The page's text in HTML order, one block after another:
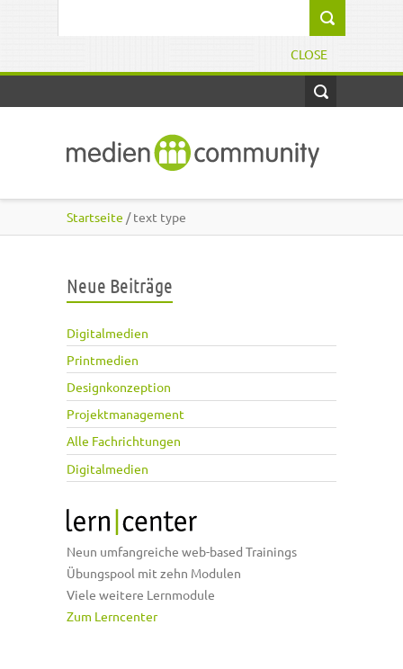
CLOSE
Startseite / text type
Neue Beiträge
Digitalmedien
Printmedien
Designkonzeption
Projektmanagement
Alle Fachrichtungen
Digitalmedien
Neun umfangreiche web-based Trainings
Übungspool mit zehn Modulen
Viele weitere Lernmodule
Zum Lerncenter